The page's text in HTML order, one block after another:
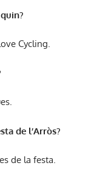
Cycling.
de l’Arròs?
de la festa.